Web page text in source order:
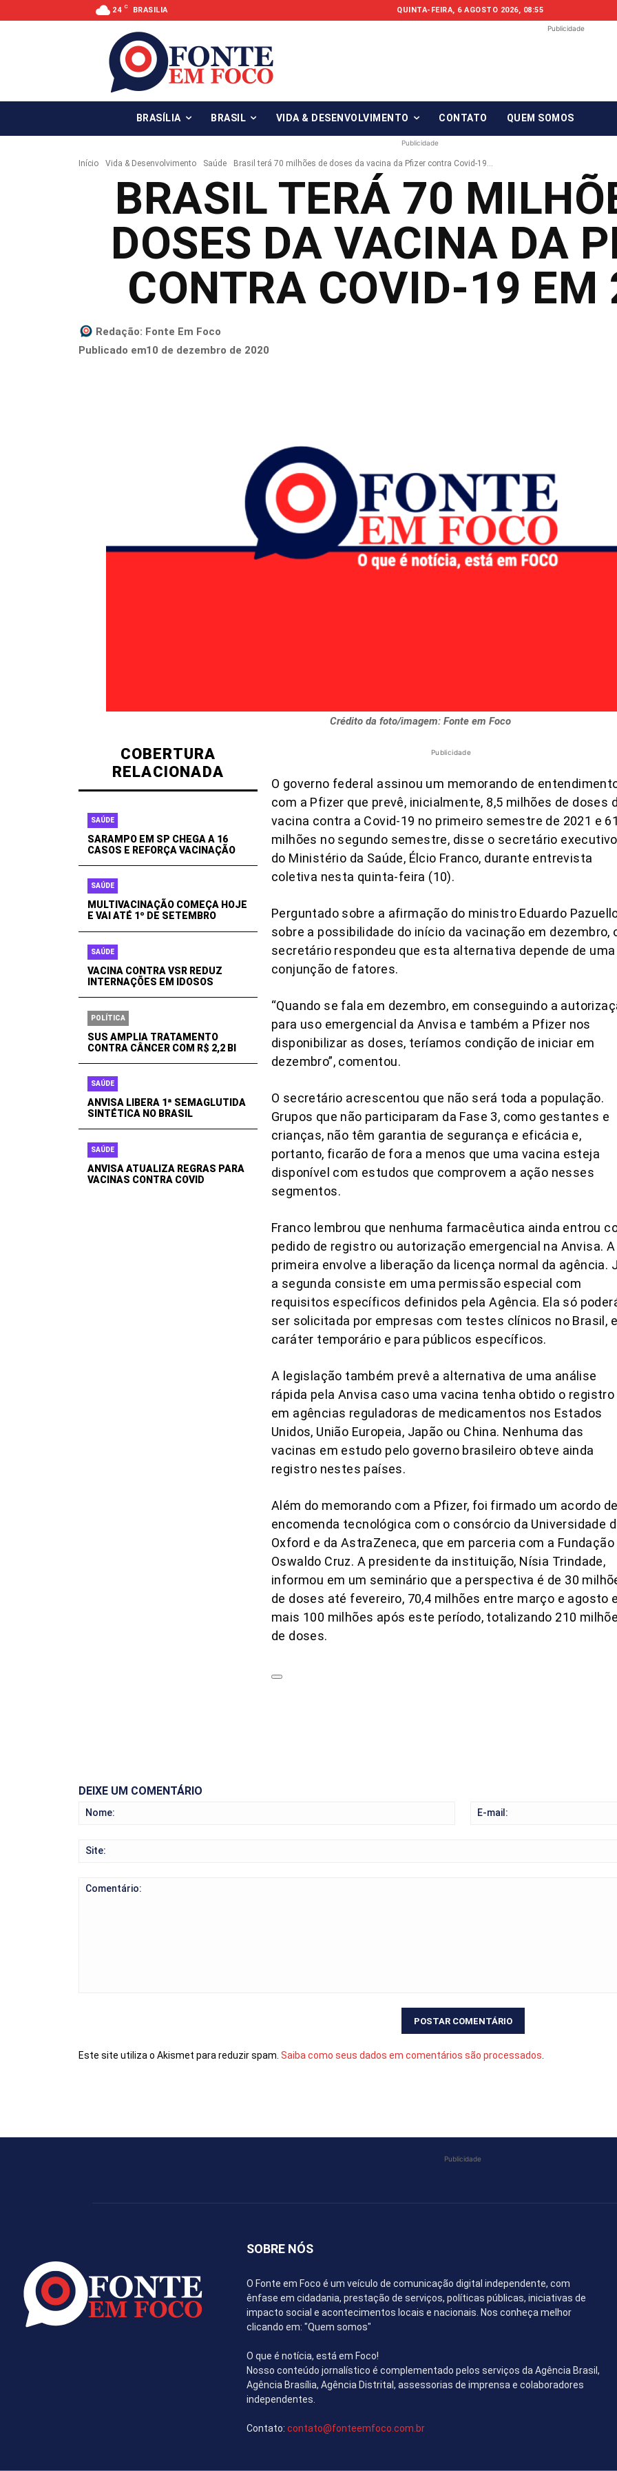
24 C BRASILIA QUINTA-FEIRA, 6 AGOSTO 2026, 08:55
Publicidade
BRASÍLIA BRASIL VIDA & DESENVOLVIMENTO CONTATO QUEM SOMOS
Publicidade
Início Vida & Desenvolvimento Saúde Brasil terá 70 milhões de doses da vacina da Pfizer contra Covid-19...
BRASIL TERÁ 70
DOSES DA VACINA DA
CONTRA COVID-19 EM
Redação: Fonte Em Foco
Publicado em10 de dezembro de 2020
Crédito da foto/imagem: Fonte em Foco
COBERTURA
RELACIONADA
SAÚDE
SARAMPO EM SP CHEGA A 16
CASOS E REFORÇA VACINAÇÃO
SAÚDE
MULTIVACINAÇÃO COMEÇA HOJE
E VAI ATÉ 1º DE SETEMBRO
SAÚDE
VACINA CONTRA VSR REDUZ
INTERNAÇÕES EM IDOSOS
POLÍTICA
SUS AMPLIA TRATAMENTO
CONTRA CÂNCER COM R$ 2,2 BI
SAÚDE
ANVISA LIBERA 1ª SEMAGLUTIDA
SINTÉTICA NO BRASIL
SAÚDE
ANVISA ATUALIZA REGRAS PARA
VACINAS CONTRA COVID
Publicidade
O governo federal assinou um memorando de
com a Pfizer que prevê, inicialmente, 8,5 milhões de doses
vacina contra a Covid-19 no primeiro semestre de 2021 e
milhões no segundo semestre, disse o secretário executivo
do Ministério da Saúde, Élcio Franco, durante entrevista
coletiva nesta quinta-feira (10).
Perguntado sobre a afirmação do ministro Eduardo
sobre a possibilidade do início da vacinação em dezembro,
secretário respondeu que esta alternativa depende de uma
conjunção de fatores.
“Quando se fala em dezembro, em conseguindo a
para uso emergencial da Anvisa e também a Pfizer nos
disponibilizar as doses, teríamos condição de iniciar em
dezembro”, comentou.
O secretário acrescentou que não será toda a população.
Grupos que não participaram da Fase 3, como gestantes e
crianças, não têm garantia de segurança e eficácia e,
portanto, ficarão de fora a menos que uma vacina esteja
disponível com estudos que comprovem a ação nesses
segmentos.
Franco lembrou que nenhuma farmacêutica ainda entrou
pedido de registro ou autorização emergencial na Anvisa. A
primeira envolve a liberação da licença normal da agência.
a segunda consiste em uma permissão especial com
requisitos específicos definidos pela Agência. Ela só
ser solicitada por empresas com testes clínicos no Brasil,
caráter temporário e para públicos específicos.
A legislação também prevê a alternativa de uma análise
rápida pela Anvisa caso uma vacina tenha obtido o registro
em agências reguladoras de medicamentos nos Estados
Unidos, União Europeia, Japão ou China. Nenhuma das
vacinas em estudo pelo governo brasileiro obteve ainda
registro nestes países.
Além do memorando com a Pfizer, foi firmado um acordo de
encomenda tecnológica com o consórcio da Universidade
Oxford e da AstraZeneca, que em parceria com a Fundação
Oswaldo Cruz. A presidente da instituição, Nísia Trindade,
informou em um seminário que a perspectiva é de 30
de doses até fevereiro, 70,4 milhões entre março e agosto e
mais 100 milhões após este período, totalizando 210
de doses.
DEIXE UM COMENTÁRIO
Nome:
Este site utiliza o Akismet para reduzir spam. Saiba como seus dados em comentários são processados
Publicidade
SOBRE NÓS
O Fonte em Foco é um veículo de comunicação digital independente, com
ênfase em cidadania, prestação de serviços, políticas públicas, iniciativas de
impacto social e acontecimentos locais e nacionais. Nos conheça melhor
clicando em: "Quem somos"
O que é notícia, está em Foco!
Nosso conteúdo jornalístico é complementado pelos serviços da Agência Brasil,
Agência Brasília, Agência Distrital, assessorias de imprensa e colaboradores
independentes.
Contato: contato@fonteemfoco.com.br